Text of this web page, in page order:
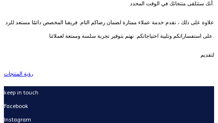
أنك ستتلقى منتجاتك في الوقت المحدد.
علاوة على ذلك ، نقدم خدمة عملاء ممتازة لضمان رضاكم التام. فريقنا المخصص دائمًا مستعد للرد
على استفساراتكم وتلبية احتياجاتكم. نهتم بتوفير تجربة سلسة وممتعة لعملائنا.
لتقديم
رؤية المنتجات
keep in touch
Facebook
Instagram